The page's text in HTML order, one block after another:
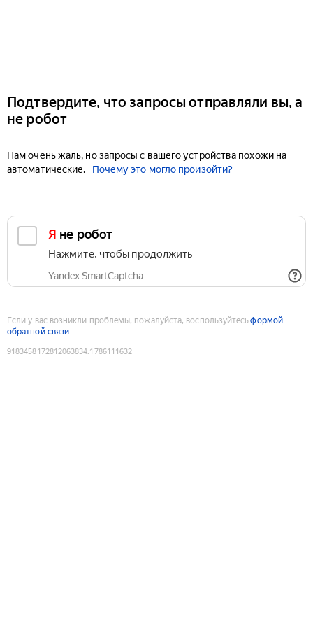
Подтвердите, что запросы отправляли вы, а
не робот
Нам очень жаль, но запросы с вашего устройства похожи на
автоматические.
Почему это могло произойти?
Я не робот
Нажмите, чтобы продолжить
Yandex SmartCaptcha
Если у вас возникли проблемы, пожалуйста, воспользуйтесьформой
обратной связи
9183458172812063834:1786111632